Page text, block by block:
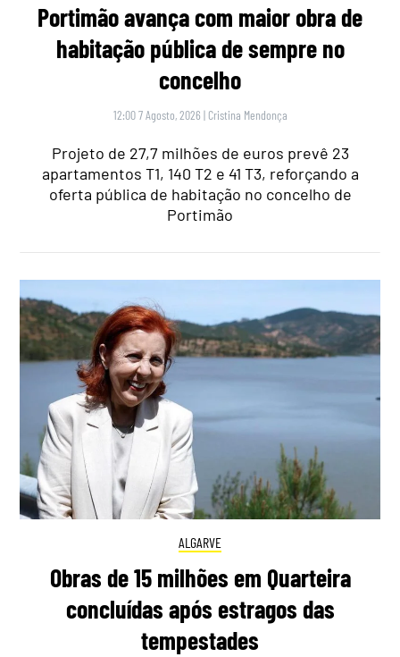
Portimão avança com maior obra de
habitação pública de sempre no
concelho
12:00 7 Agosto, 2026 | Cristina Mendonça
Projeto de 27,7 milhões de euros prevê 23
apartamentos T1, 140 T2 e 41 T3, reforçando a
oferta pública de habitação no concelho de
Portimão
ALGARVE
Obras de 15 milhões em Quarteira
concluídas após estragos das
tempestades